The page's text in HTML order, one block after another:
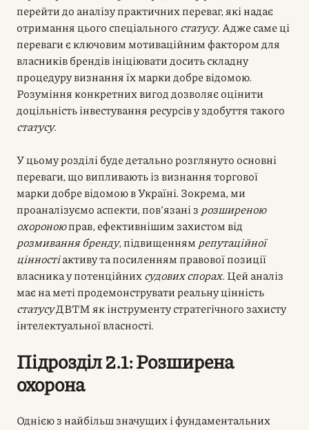
перейти до аналізу практичних переваг, які надає
отримання цього спеціального статусу. Адже саме ці
переваги є ключовим мотиваційним фактором для
власників брендів ініціювати досить складну
процедуру визнання їх марки добре відомою.
Розуміння конкретних вигод дозволяє оцінити
доцільність інвестування ресурсів у здобуття такого
статусу.
У цьому розділі буде детально розглянуто основні
переваги, що випливають із визнання торгової
марки добре відомою в Україні. Зокрема, ми
проаналізуємо аспекти, пов’язані з розширеною
охороноюправ, ефективнішим захистом від
розмивання бренду, підвищенням репутаційної
цінностіактиву та посиленням правової позиції
власника у потенційних судових спорах. Цей аналіз
має на меті продемонструвати реальну цінність
статусуДВТМ як інструменту стратегічного захисту
інтелектуальної власності.
Підрозділ 2.1: Розширена
охорона
Однією з найбільш значущих і фундаментальних